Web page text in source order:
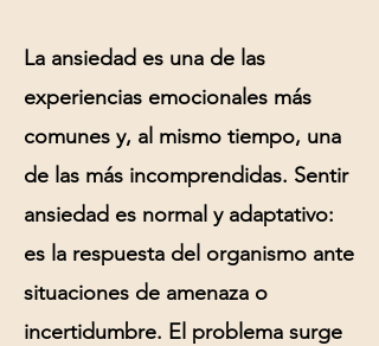
La ansiedad es una de las
experiencias emocionales más
comunes y, al mismo tiempo, una
de las más incomprendidas. Sentir
ansiedad es normal y adaptativo:
es la respuesta del organismo ante
situaciones de amenaza o
incertidumbre. El problema surge